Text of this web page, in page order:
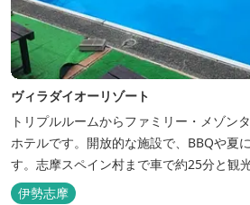
ヴィラダイオーリゾート
トリプルルームからファミリー・メゾン
ホテルです。開放的な施設で、BBQや夏
す。志摩スペイン村まで車で約25分と観
ナをはじめました。
伊勢志摩